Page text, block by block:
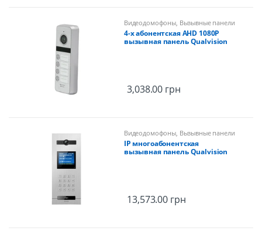
Видеодомофоны, Вызывные панели
4-х абонентская AHD 1080P
вызывная панель Qualvision
3,038.00 грн
Видеодомофоны, Вызывные панели
IP многоабонентская
вызывная панель Qualvision
13,573.00грн